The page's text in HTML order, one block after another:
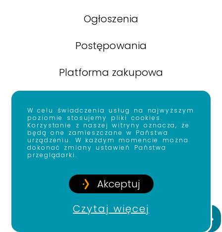
Ogłoszenia
Postępowania
Platforma zakupowa
Informacja o Dyrekcji
Kontakt
Copyright © 2022Krajowy Instytut Mediów
W celu świadczenia usług na najwyższym
poziomie stosujemy pliki cookies.
Korzystanie z naszej witryny oznacza, że
będą one zamieszczane w Państwa
urządzeniu. W każdym momencie można
dokonać zmiany ustawień Państwa
przeglądarki.
Akceptuj
Czytaj więcej